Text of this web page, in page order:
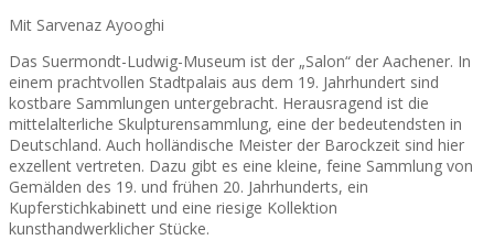
Mit Sarvenaz Ayooghi
Das Suermondt-Ludwig-Museum ist der „Salon“ der Aachener. In
einem prachtvollen Stadtpalais aus dem 19. Jahrhundert sind
kostbare Sammlungen untergebracht. Herausragend ist die
mittelalterliche Skulpturensammlung, eine der bedeutendsten in
Deutschland. Auch holländische Meister der Barockzeit sind hier
exzellent vertreten. Dazu gibt es eine kleine, feine Sammlung von
Gemälden des 19. und frühen 20. Jahrhunderts, ein
Kupferstichkabinett und eine riesige Kollektion
kunsthandwerklicher Stücke.